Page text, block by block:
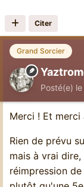
Citer
Grand Sorcier
Posté(e)
Merci ! Et
Rien de prévu
mais à vrai
réimpression